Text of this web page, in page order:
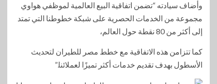
وأضاف سيادته “تضمن اتفاقية البيع العالمية لموظفي هواوي
مجموعة من الخدمات الحصرية على شبكة خطوطنا التي تمتد
إلى أكثر من 80 نقطة حول العالم،
كما تتزامن هذه الاتفاقية مع خطط مصر للطيران لتحديث
الأسطول بهدف تقديم خدمات أكثر تميزًا لعملائنا.”